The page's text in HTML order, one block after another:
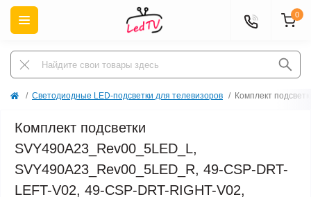
0
Светодиодные LED-подсветки для телевизоров Комплект
Комплект подсветки
SVY490A23_Rev00_5LED_L,
SVY490A23_Rev00_5LED_R, 49-CSP-DRT-
LEFT-V02, 49-CSP-DRT-RIGHT-V02,